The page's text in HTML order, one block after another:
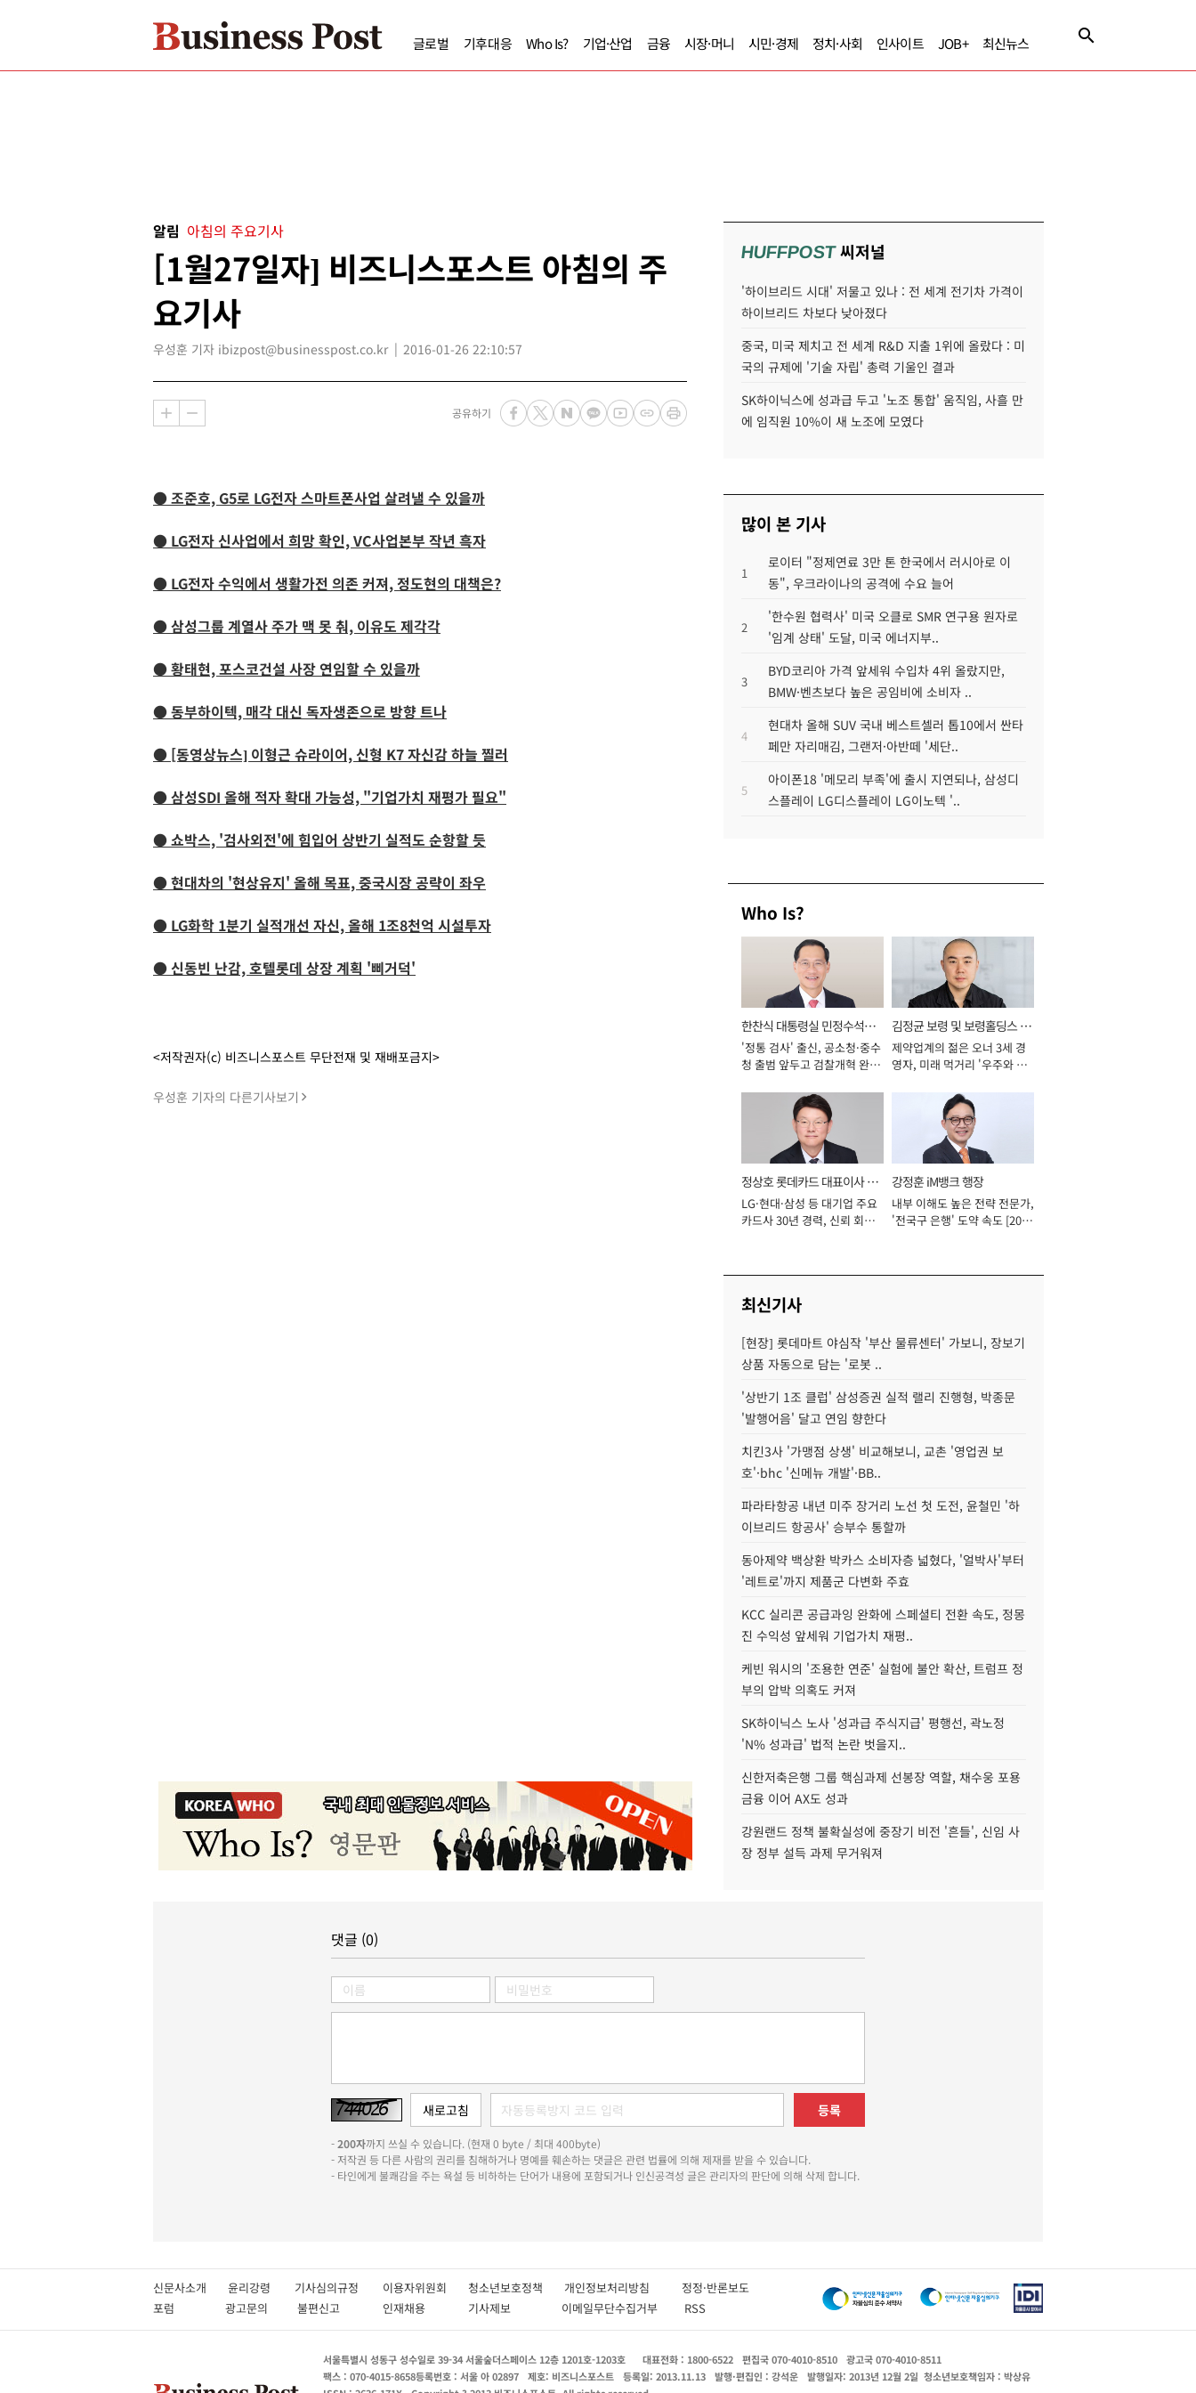
글로벌 기후대응 Who Is? 기업·산업 금융 시장·머니 시민·경제 정치·사회 인사이트 JOB+ 최신뉴스
알림 아침의 주요기사
[1월27일자] 비즈니스포스트 아침의 주
요기사
우성훈 기자 ibizpost@businesspost.co.kr 2016-01-26 22:10:57
공유하기
● 조준호, G5로 LG전자 스마트폰사업 살려낼 수 있을까
● LG전자 신사업에서 희망 확인, VC사업본부 작년 흑자
● LG전자 수익에서 생활가전 의존 커져, 정도현의 대책은?
● 삼성그룹 계열사 주가 맥 못 춰, 이유도 제각각
● 황태현, 포스코건설 사장 연임할 수 있을까
● 동부하이텍, 매각 대신 독자생존으로 방향 트나
● [동영상뉴스] 이형근 슈라이어, 신형 K7 자신감 하늘 찔러
● 삼성SDI 올해 적자 확대 가능성, "기업가치 재평가 필요"
● 쇼박스, '검사외전'에 힘입어 상반기 실적도 순항할 듯
● 현대차의 '현상유지' 올해 목표, 중국시장 공략이 좌우
● LG화학 1분기 실적개선 자신, 올해 1조8천억 시설투자
● 신동빈 난감, 호텔롯데 상장 계획 '삐거덕'
<저작권자(c) 비즈니스포스트 무단전재 및 재배포금지>
우성훈 기자의 다른기사보기
HUFFPOST씨저널
'하이브리드 시대' 저물고 있나 : 전 세계 전기차 가격이
하이브리드 차보다 낮아졌다
중국, 미국 제치고 전 세계 R&D 지출 1위에 올랐다 : 미
국의 규제에 '기술 자립' 총력 기울인 결과
SK하이닉스에 성과급 두고 '노조 통합' 움직임, 사흘 만
에 임직원 10%이 새 노조에 모였다
많이 본 기사
1
로이터 "정제연료 3만 톤 한국에서 러시아로 이
동", 우크라이나의 공격에 수요 늘어
2
'한수원 협력사' 미국 오클로 SMR 연구용 원자로
'임계 상태' 도달, 미국 에너지부..
3
BYD코리아 가격 앞세워 수입차 4위 올랐지만,
BMW·벤츠보다 높은 공임비에 소비자 ..
4
현대차 올해 SUV 국내 베스트셀러 톱10에서 싼타
페만 자리매김, 그랜저·아반떼 '세단..
5
아이폰18 '메모리 부족'에 출시 지연되나, 삼성디
스플레이 LG디스플레이 LG이노텍 '..
Who Is?
한찬식 대통령실 민정수석비
서관
'정통 검사' 출신, 공소청·중수
청 출범 앞두고 검찰개혁 완수
김정균 보령 및 보령홀딩스 대
표이사 사장
제약업계의 젊은 오너 3세 경
영자, 미래 먹거리 '우주와 헬
정상호 롯데카드 대표이사 사
장
LG·현대·삼성 등 대기업 주요
카드사 30년 경력, 신뢰 회복
강정훈 iM뱅크 행장
내부 이해도 높은 전략 전문가,
'전국구 은행' 도약 속도 [2026
최신기사
[현장] 롯데마트 야심작 '부산 물류센터' 가보니, 장보기
상품 자동으로 담는 '로봇 ..
'상반기 1조 클럽' 삼성증권 실적 랠리 진행형, 박종문
'발행어음' 달고 연임 향한다
치킨3사 '가맹점 상생' 비교해보니, 교촌 '영업권 보
호'·bhc '신메뉴 개발'·BB..
파라타항공 내년 미주 장거리 노선 첫 도전, 윤철민 '하
이브리드 항공사' 승부수 통할까
동아제약 백상환 박카스 소비자층 넓혔다, '얼박사'부터
'레트로'까지 제품군 다변화 주효
KCC 실리콘 공급과잉 완화에 스페셜티 전환 속도, 정몽
진 수익성 앞세워 기업가치 재평..
케빈 워시의 '조용한 연준' 실험에 불안 확산, 트럼프 정
부의 압박 의혹도 커져
SK하이닉스 노사 '성과급 주식지급' 평행선, 곽노정
'N% 성과급' 법적 논란 벗을지..
신한저축은행 그룹 핵심과제 선봉장 역할, 채수웅 포용
금융 이어 AX도 성과
강원랜드 정책 불확실성에 중장기 비전 '흔들', 신임 사
장 정부 설득 과제 무거워져
댓글 (0)
등록
-200자까지 쓰실 수 있습니다. (현재 0 byte / 최대 400byte)
- 저작권 등 다른 사람의 권리를 침해하거나 명예를 훼손하는 댓글은 관련 법률에 의해 제재를 받을 수 있습니다.
- 타인에게 불쾌감을 주는 욕설 등 비하하는 단어가 내용에 포함되거나 인신공격성 글은 관리자의 판단에 의해 삭제 합니다.
신문사소개 윤리강령 기사심의규정 이용자위원회 청소년보호정책 개인정보처리방침 정정·반론보도
포럼
광고문의 불편신고 인재채용 기사제보 이메일무단수집거부 RSS
서울특별시 성동구 성수일로 39-34 서울숲더스페이스 12층 1201호-1203호 대표전화 : 1800-6522 편집국 070-4010-8510
광고국 070-4010-8511
팩스 : 070-4015-8658등록번호 : 서울 아 02897 제호: 비즈니스포스트 등록일: 2013.11.13 발행·편집인 : 강석운 발행일자: 2013년 12월 2일 청소년보호책임자 : 박상유